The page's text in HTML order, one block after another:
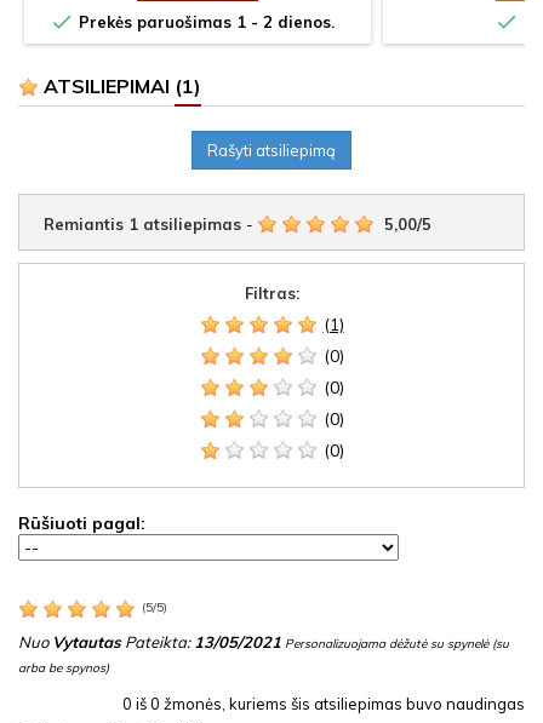
 Prekės paruošimas 1 - 2 dienos. 
ATSILIEPIMAI (1)
Rašyti atsiliepimą
Remiantis 1 atsiliepimas - 5,00/5
Filtras:
(1)
(0)
(0)
(0)
(0)
Rūšiuoti pagal:
(5/5)
Nuo VytautasPateikta:13/05/2021 Personalizuojama dėžutė su spynelė (su
arba be spynos)
0 iš0 žmonės, kuriems šis atsiliepimas buvo naudingas